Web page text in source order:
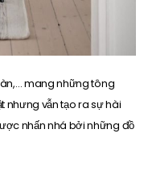
mang những tông
nhưng vẫn tạo ra sự hài
nhấn nhá bởi những đồ